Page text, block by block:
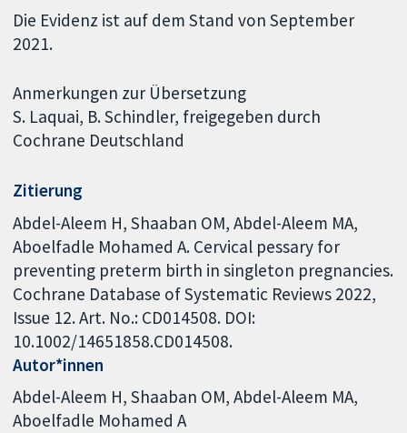
Die Evidenz ist auf dem Stand von September
2021.
Anmerkungen zur Übersetzung
S. Laquai, B. Schindler, freigegeben durch
Cochrane Deutschland
Zitierung
Abdel-Aleem H, Shaaban OM, Abdel-Aleem MA,
Aboelfadle Mohamed A. Cervical pessary for
preventing preterm birth in singleton pregnancies.
Cochrane Database of Systematic Reviews 2022,
Issue 12. Art. No.: CD014508. DOI:
10.1002/14651858.CD014508.
Autor*innen
Abdel-Aleem H Shaaban OM Abdel-Aleem MA
Aboelfadle Mohamed A